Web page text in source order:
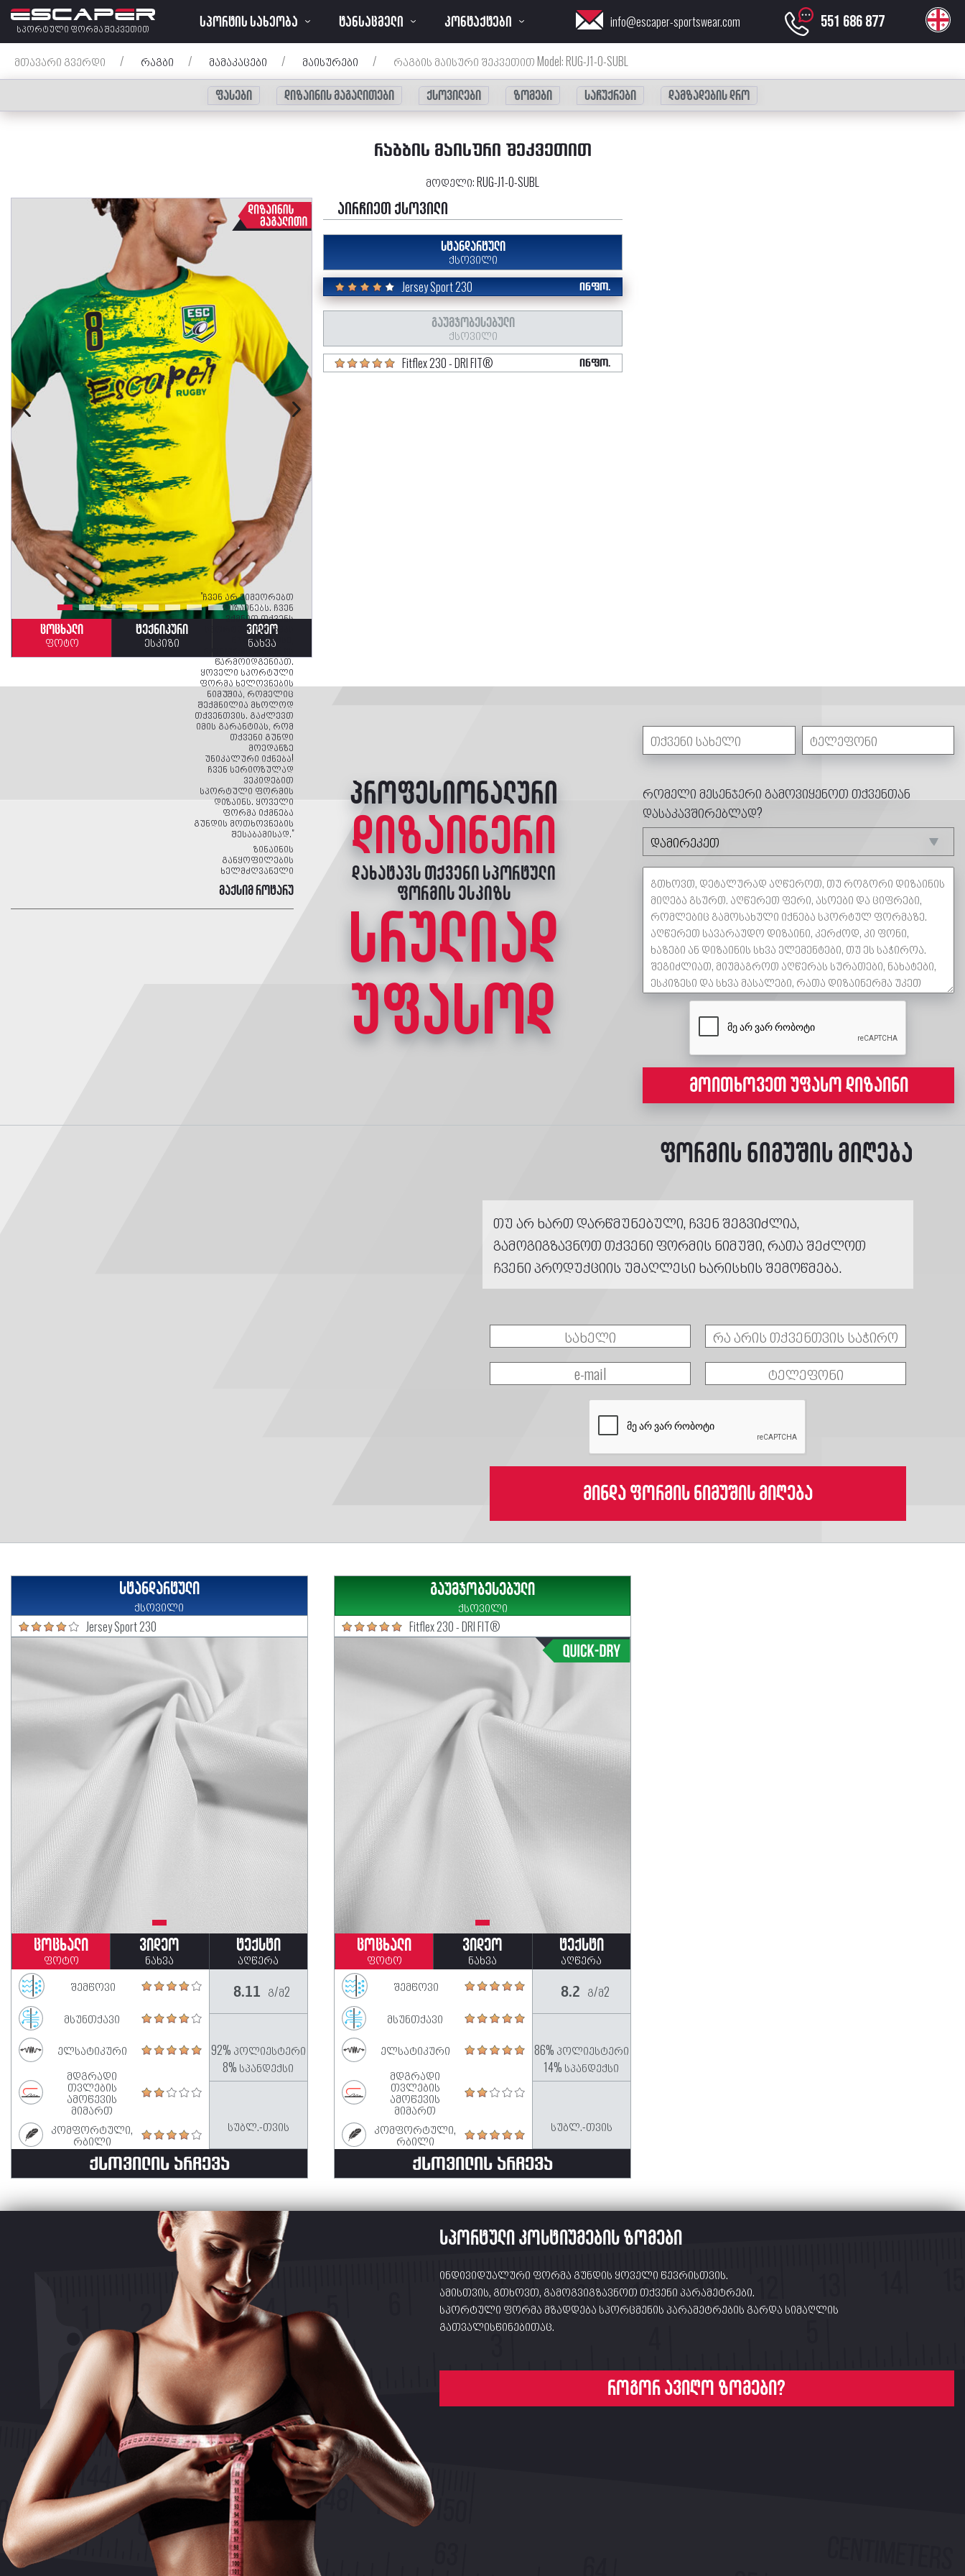
სპორტული ფორმა შეკვეთით ᲡᲞᲝᲠᲢᲘᲡ ᲡᲐᲮᲔᲝᲑᲐ ᲢᲐᲜᲡᲐᲪᲛᲔᲚᲘ ᲙᲝᲜᲢᲐᲥᲢᲔᲑᲘ info@escaper-sportswear.com 551 686 877
მთავარი გვერდი / რაგბი / მამაკაცები / მაისურები /
რაგბის მაისური შეკვეთით Model: RUG-J1-0-SUBL
ფასები
დიზაინის მაგალითები ქსოვილები ზომები საჩუქრები დამზადების დრო
ᲠᲐᲒᲑᲘᲡ ᲛᲐᲘᲡᲣᲠᲘ ᲨᲔᲙᲕᲔᲗᲘᲗ
მოდელი:RUG-J1-0-SUBL
ცოცხალი
ფოტო
ტექნიკური
ესკიზი
ვიდეო
ნახვა
აირჩიეთ ქსოვილი
ᲡᲢᲐᲜᲓᲐᲠᲢᲣᲚᲘ
ᲥᲡᲝᲕᲘᲚᲘ
Jersey Sport 230 ᲘᲜᲤᲝ.
ᲒᲐᲣᲛᲯᲝᲑᲔᲡᲔᲑᲣᲚᲘ
ᲥᲡᲝᲕᲘᲚᲘ
Fitflex 230 - DRI FIT® ᲘᲜᲤᲝ.
"ჩვენ არ ვიმეორებთ
დიზაინებს. ჩვენ
ვქმნით თქვენს
სპორტულ ფორმას
ნულიდან ისე,
როგორიც თქვენ ის
წარმოიდგენიათ.
ყოველი სპორტული
ფორმა ხელოვნების
ნიმუშია, რომელიც
შექმნილია მხოლოდ
თქვენთვის. გაძლევთ
იმის გარანტიას, რომ
თქვენი გუნდი
მოედანზე
უნიკალური იქნება!
ჩვენ სერიოზულად
ვეკიდებით
სპორტული ფორმის
დიზაინს. ყოველი
ფორმა იქმნება
გუნდის მოთხოვნების
შესაბამისად."
ზინაინის
განყოფილების
ხელმძღვანელი
მაქსიმ როტარუ
პროფესიონალური
დიზაინერი
დახატავს თქვენი სპორტული
ფორმის ესკიზს
სრულიად
უფასოდ
რომელი მესენჯერი გამოვიყენოთ თქვენთან
დასაკავშირებლად?
მოითხოვეთ უფასო დიზაინი
ფორმის ნიმუშის მიღება
თუ არ ხართ დარწმუნებული, ჩვენ შეგვიძლია,
გამოგიგზავნოთ თქვენი ფორმის ნიმუში, რათა შეძლოთ
ჩვენი პროდუქციის უმაღლესი ხარისხის შემოწმება.
მინდა ფორმის ნიმუშის მიღება
სტანდარტული
ქსოვილი
Jersey Sport 230
ცოცხალი
ფოტო
ვიდეო
ნახვა
ტექსტი
აღწერა
შემწოვი
მსუნთქავი
ელსატიკური
მდგრადი
თვლების
ამოწევის
მიმართ
კომფორტული,
რბილი
8.11 გ/მ2
92% პოლიესტერი
8% სპანდექსი
სუბლ.-თვის
ᲥᲡᲝᲕᲘᲚᲘᲡ ᲐᲠᲩᲔᲕᲐ
გაუმჯობესებული
ქსოვილი
Fitflex 230 - DRI FIT®
ცოცხალი
ფოტო
ვიდეო
ნახვა
ტექსტი
აღწერა
შემწოვი
მსუნთქავი
ელსატიკური
მდგრადი
თვლების
ამოწევის
მიმართ
კომფორტული,
რბილი
8.2 გ/მ2
86% პოლიესტერი
14% სპანდექსი
სუბლ.-თვის
ᲥᲡᲝᲕᲘᲚᲘᲡ ᲐᲠᲩᲔᲕᲐ
სპორტული კოსტიუმების ზომები
ინდივიდუალური ფორმა გუნდის ყოველი წევრისთვის.
ამისთვის, გთხოვთ, გამოგვიგზავნოთ თქვენი პარამეტრები.
სპორტული ფორმა მზადდება სპორცმენის პარამეტრების გარდა სიმაღლის
გათვალისწინებითაც.
როგორ ავიღო ზომები?